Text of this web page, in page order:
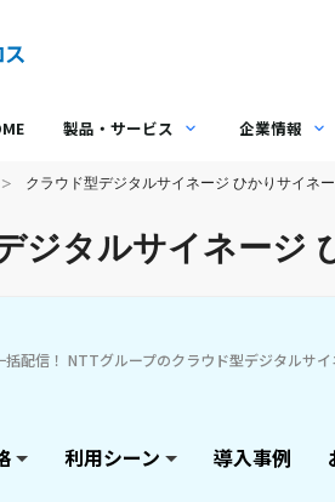
製品・サービス 企業情報
クラウド型デジタルサイネージ ひかりサイネ
ジタルサイネージ
配信！ NTTグループのクラウド型デジタルサイ
利用シーン 導入事例